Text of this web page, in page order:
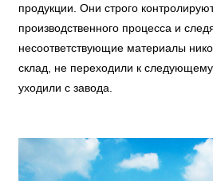
продукции. Они строго
производственного процесса и
несоответствующие материалы
склад, не переходили к
уходили с завода.